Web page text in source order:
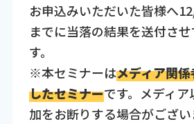
お申込みいただいた皆様へ
までに当落の結果を送付さ
す。
※本セミナーはメディア関
したセミナーです。メディ
加をお断りする場合がござい